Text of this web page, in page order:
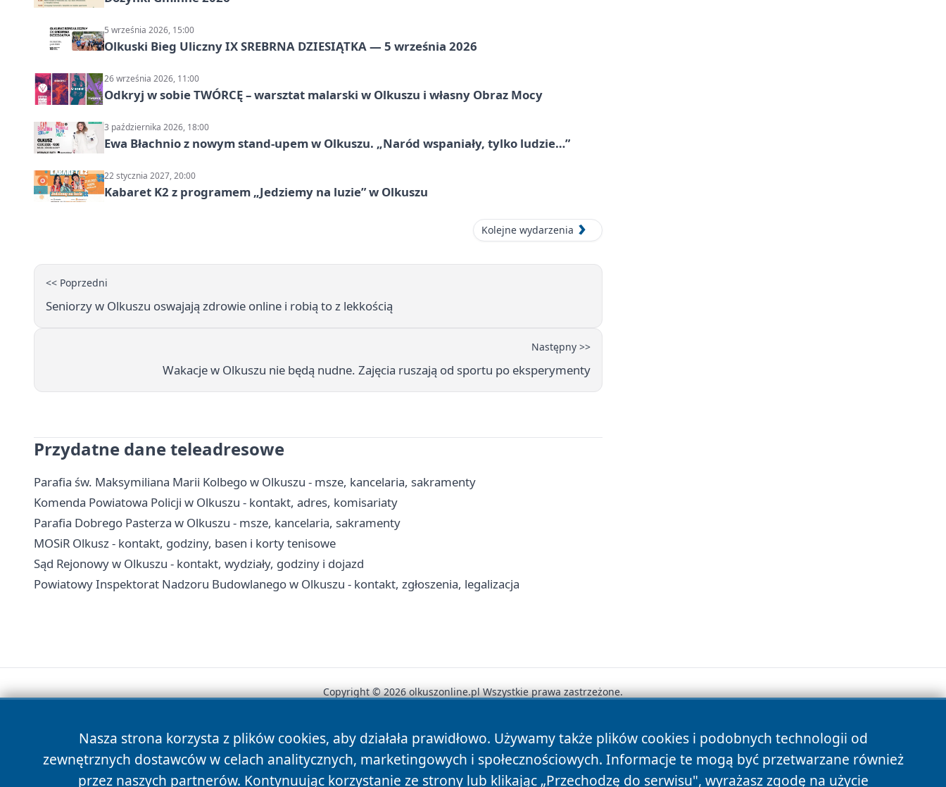
5 września 2026, 15:00
Olkuski Bieg Uliczny IX SREBRNA DZIESIĄTKA — 5 września 2026
26 września 2026, 11:00
Odkryj w sobie TWÓRCĘ – warsztat malarski w Olkuszu i własny Obraz Mocy
3 października 2026, 18:00
Ewa Błachnio z nowym stand-upem w Olkuszu. „Naród wspaniały, tylko ludzie…”
22 stycznia 2027, 20:00
Kabaret K2 z programem „Jedziemy na luzie” w Olkuszu
Kolejne wydarzenia
<< Poprzedni
Seniorzy w Olkuszu oswajają zdrowie online i robią to z lekkością
Następny >>
Wakacje w Olkuszu nie będą nudne. Zajęcia ruszają od sportu po eksperymenty
Przydatne dane teleadresowe
Parafia św. Maksymiliana Marii Kolbego w Olkuszu - msze, kancelaria, sakramenty
Komenda Powiatowa Policji w Olkuszu - kontakt, adres, komisariaty
Parafia Dobrego Pasterza w Olkuszu - msze, kancelaria, sakramenty
MOSiR Olkusz - kontakt, godziny, basen i korty tenisowe
Sąd Rejonowy w Olkuszu - kontakt, wydziały, godziny i dojazd
Powiatowy Inspektorat Nadzoru Budowlanego w Olkuszu - kontakt, zgłoszenia, legalizacja
Nasza strona korzysta z plików cookies, aby działała prawidłowo. Używamy także plików cookies i podobnych technologii od
zewnętrznych dostawców w celach analitycznych, marketingowych i społecznościowych. Informacje te mogą być przetwarzane również
przez naszych partnerów. Kontynuując korzystanie ze strony lub klikając „Przechodzę do serwisu", wyrażasz zgodę na użycie
Copyright © 2026 olkuszonline.pl Wszystkie prawa zastrzeżone.
News Autorzy Polityka Prywatności Polityka Cookies